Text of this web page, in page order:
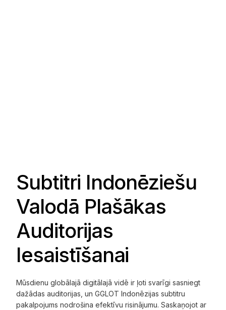
Subtitri Indonēziešu
Valodā Plašākas
Auditorijas
Iesaistīšanai
Mūsdienu globālajā digitālajā vidē ir ļoti svarīgi sasniegt
dažādas auditorijas, un GGLOT Indonēzijas subtitru
pakalpojums nodrošina efektīvu risinājumu. Saskaņojot ar